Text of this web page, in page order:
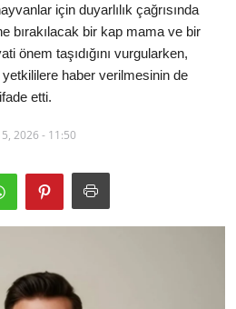
için duyarlılık çağrısında
bırakılacak bir kap mama ve bir
önem taşıdığını vurgularken,
haber verilmesinin de
etti.
2026 - 11:50